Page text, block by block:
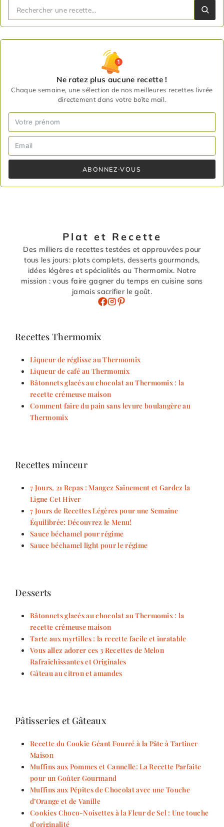
Ne ratez plus aucune recette !
Chaque semaine, une sélection de nos meilleures recettes livrée
directement dans votre boîte mail.
ABONNEZ-VOUS
Plat et Recette
Des milliers de recettes testées et approuvées pour
tous les jours: plats complets, desserts gourmands,
idées légères et spécialités au Thermomix. Notre
mission : vous faire gagner du temps en cuisine sans
jamais sacrifier le goût.
Recettes Thermomix
Liqueur de réglisse au Thermomix
Liqueur de café au Thermomix
Bâtonnets glacés au chocolat au Thermomix : la
recette crémeuse maison
Comment faire du pain sans levure boulangère au
Thermomix
Recettes minceur
7 Jours, 21 Repas : Mangez Sainement et Gardez la
Ligne Cet Hiver
7 Jours de Recettes Légères pour une Semaine
Équilibrée: Découvrez le Menu!
Sauce béchamel pour régime
Sauce béchamel light pour le régime
Desserts
Bâtonnets glacés au chocolat au Thermomix : la
recette crémeuse maison
Tarte aux myrtilles : la recette facile et inratable
Vous allez adorer ces 3 Recettes de Melon
Rafraîchissantes et Originales
Gâteau au citron et amandes
Pâtisseries et Gâteaux
Recette du Cookie Géant Fourré à la Pâte à Tartiner
Maison
Muffins aux Pommes et Cannelle: La Recette Parfaite
pour un Goûter Gourmand
Muffins aux Pépites de Chocolat avec une Touche
d’Orange et de Vanille
Cookies Choco-Noisettes à la Fleur de Sel : Une touche
d’originalité